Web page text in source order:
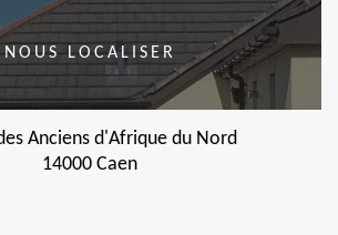
NOUS LOCALISER
Anciens d'Afrique du Nord
14000 Caen